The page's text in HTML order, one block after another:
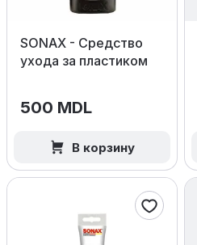
SONAX - Средство
ухода за пластиком
500 MDL
В корзину